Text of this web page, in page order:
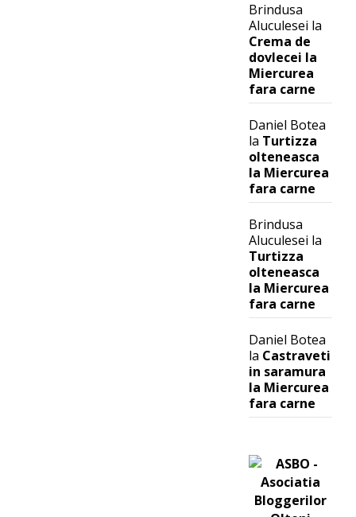
Brindusa
Aluculesei la
Crema de
dovlecei la
Miercurea
fara carne
Daniel Botea
la Turtizza
olteneasca
la Miercurea
fara carne
Brindusa
Aluculesei la
Turtizza
olteneasca
la Miercurea
fara carne
Daniel Botea
la Castraveti
in saramura
la Miercurea
fara carne